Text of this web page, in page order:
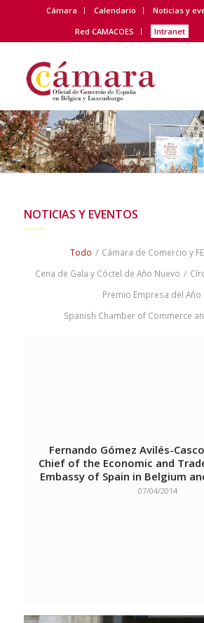
Cámara Calendario Noticias y
Red CAMACOES
Intranet
NOTICIAS Y EVENTOS
Todo / Cámara de Comercio y
Cena de Gala y Cóctel de Año Nuevo /
Premio Empresa del Año
Spanish Chamber of Commerce
Fernando Gómez Avilés-
Chief of the Economic and
Embassy of Spain in Belgium
07/04/2014